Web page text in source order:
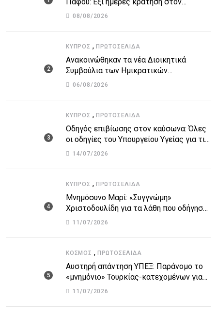
51χρονο μοναχό
08/08/2026
ΚΎΠΡΟΣ , ΠΡΩΤΟΣΈΛΙΔΑ
Ανακοινώθηκαν τα νέα Διοικητικά
Συμβούλια των Ημικρατικών
Οργανισμών – Όλη η λίστα με τα
06/08/2026
ΚΎΠΡΟΣ , ΠΡΩΤΟΣΈΛΙΔΑ
Οδηγός επιβίωσης στον καύσωνα: Όλες
οι οδηγίες του Υπουργείου Υγείας για τις
υψηλές θερμοκρασίες
14/07/2026
ΚΎΠΡΟΣ , ΠΡΩΤΟΣΈΛΙΔΑ
Μνημόσυνο Μαρί: «Συγγνώμη»
Χριστοδουλίδη για τα λάθη που οδήγησαν
στην τραγωδία
11/07/2026
ΚΌΣΜΟΣ , ΠΡΩΤΟΣΈΛΙΔΑ
Αυστηρή απάντηση ΥΠΕΞ: Παράνομο το
«μνημόνιο» Τουρκίας-κατεχομένων για
τον υποθαλάσσιο αγωγό
11/07/2026